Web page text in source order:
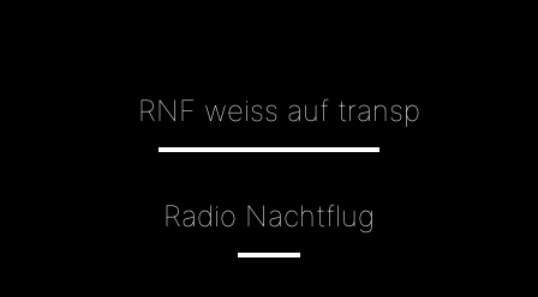
Radio Nachtflug